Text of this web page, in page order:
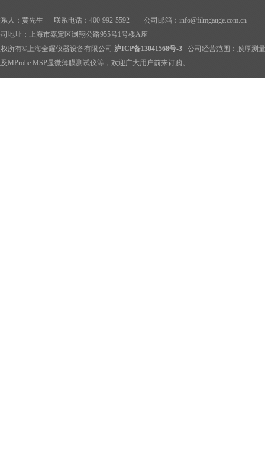
人：黄先生 联系电话：400-992-5592 公司邮箱： info@filmgauge.com.cn
地址：上海市嘉定区浏翔公路955号1号楼A座
所有©上海全耀仪器设备有限公司 沪ICP备13041568号-3 公司经营范围： 膜厚测
MProbe MSP显微薄膜测试仪等，欢迎广大用户前来订购。